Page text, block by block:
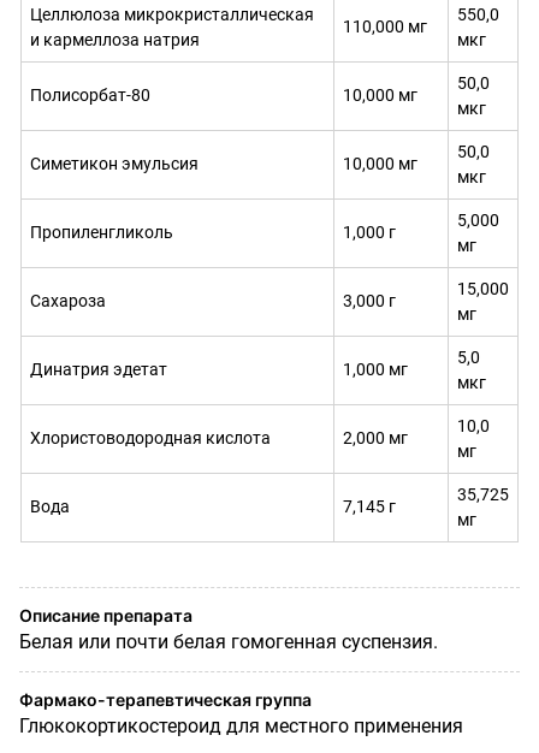
Целлюлоза микрокристаллическая
и кармеллоза натрия
110,000 мг
550,0
мкг
Полисорбат-80 10,000 мг
50,0
мкг
Симетикон эмульсия 10,000 мг
50,0
мкг
Пропиленгликоль 1,000 г
5,000
мг
Сахароза 3,000 г
15,000
мг
Динатрия эдетат 1,000 мг
5,0
мкг
Хлористоводородная кислота 2,000 мг
10,0
мг
Вода 7,145 г
35,725
мг
Описание препарата
Белая или почти белая гомогенная суспензия.
Фармако-терапевтическая группа
Глюкокортикостероид для местного применения